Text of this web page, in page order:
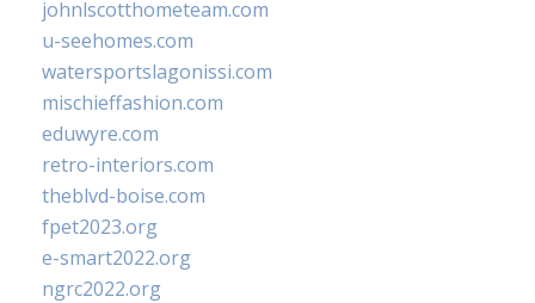
johnlscotthometeam.com
u-seehomes.com
watersportslagonissi.com
mischieffashion.com
eduwyre.com
retro-interiors.com
theblvd-boise.com
fpet2023.org
e-smart2022.org
ngrc2022.org